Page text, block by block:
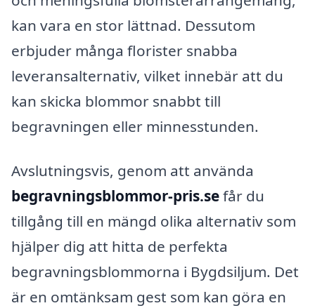
kan vara en stor lättnad. Dessutom
erbjuder många florister snabba
leveransalternativ, vilket innebär att du
kan skicka blommor snabbt till
begravningen eller minnesstunden.
Avslutningsvis, genom att använda
begravningsblommor-pris.sefår du
tillgång till en mängd olika alternativ som
hjälper dig att hitta de perfekta
begravningsblommorna i Bygdsiljum. Det
är en omtänksam gest som kan göra en